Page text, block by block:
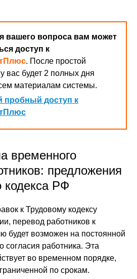
вашего вопроса вам может
доступ к
. После простой
вас будет 2 полных дня
материалам системы.
пробный доступ к
временного
предложения
кодекса РФ
к Трудовому кодексу
перевод работников к
будет возможен на постоянной
согласия работника. Эта
во временном порядке,
по срокам.